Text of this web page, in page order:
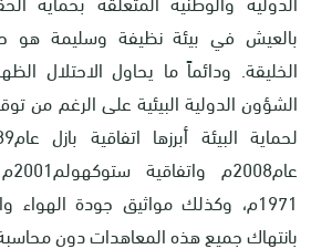
بالعيش في بيئة نظيفة وسليمة هو
الخليقة. ودائماً ما يحاول الاحتلال
الشؤون الدولية البيئية على الرغم من
1971م، وكذلك مواثيق جودة
بانتهاك جميع هذه المعاهدات دون